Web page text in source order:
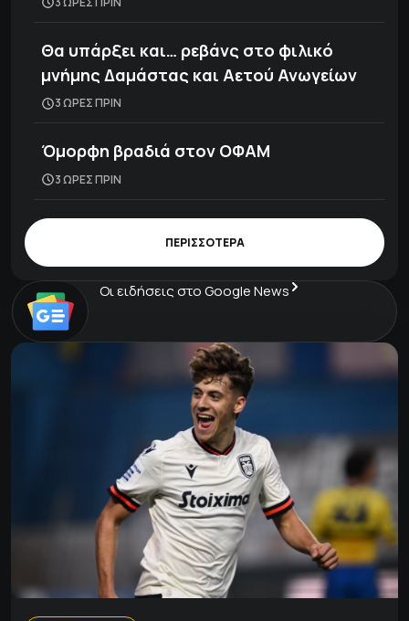
Θα υπάρξει και… ρεβάνς στο φιλικό
μνήμης Δαμάστας και Αετού Ανωγείων
3 ΩΡΕΣ ΠΡΙΝ
Όμορφη βραδιά στον ΟΦΑΜ
3 ΩΡΕΣ ΠΡΙΝ
ΠΕΡΙΣΣΟΤΕΡΑ
Οι ειδήσεις στο Google News